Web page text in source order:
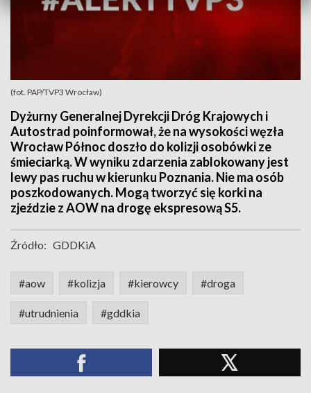
(fot. PAP/TVP3 Wrocław)
Dyżurny Generalnej Dyrekcji Dróg Krajowych i
Autostrad poinformował, że na wysokości węzła
Wrocław Północ doszło do kolizji osobówki ze
śmieciarką. W wyniku zdarzenia zablokowany jest
lewy pas ruchu w kierunku Poznania. Nie ma osób
poszkodowanych. Mogą tworzyć się korki na
zjeździe z AOW na drogę ekspresową S5.
Źródło: GDDKiA
#aow #kolizja #kierowcy #droga
#utrudnienia #gddkia